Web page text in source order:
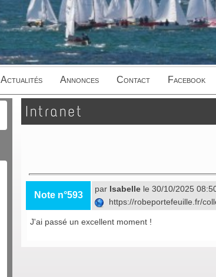
Actualités Annonces Contact Facebook
Intranet
Note n°593
par Isabelle le 30/10/2025
https://robeportefeuille.fr/
J'ai passé un excellent moment !